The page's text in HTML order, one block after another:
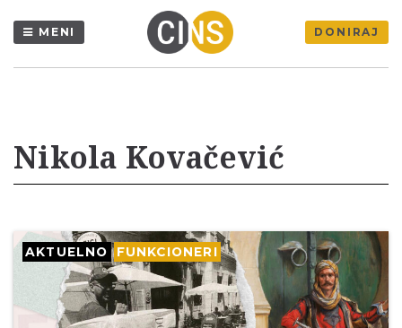
MENI DONIRAJ
Nikola Kovačević
AKTUELNO FUNKCIONERI